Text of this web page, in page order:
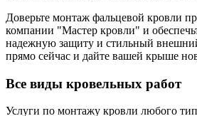
Доверьте монтаж фальцевой кровли
компании "Мастер кровли" и
надежную защиту и стильный
прямо сейчас и дайте вашей крыше
Все виды кровельных работ
Услуги по монтажу кровли любого